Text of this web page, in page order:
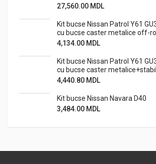
27,560.00 MDL
Kit bucse Nissan Patrol Y61
cu bucse caster metalice off-
4,134.00 MDL
Kit bucse Nissan Patrol Y61
cu bucse caster
4,440.80 MDL
Kit bucse Nissan Navara D40
3,484.00 MDL